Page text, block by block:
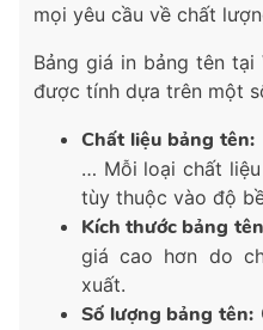
mọi yêu cầu về chất
Bảng giá in bảng tên tại
được tính dựa trên một
Chất liệu bảng tên:
… Mỗi loại chất
tùy thuộc vào độ
Kích thước bảng
giá cao hơn do
xuất.
Số lượng bảng tên: